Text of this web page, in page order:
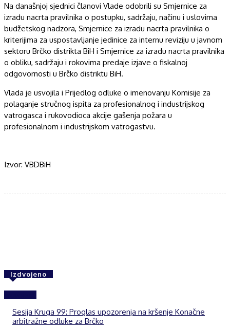
Na današnjoj sjednici članovi Vlade odobrili su Smjernice za
izradu nacrta pravilnika o postupku, sadržaju, načinu i uslovima
budžetskog nadzora, Smjernice za izradu nacrta pravilnika o
kriterijima za uspostavljanje jedinice za internu reviziju u javnom
sektoru Brčko distrikta BiH i Smjernice za izradu nacrta pravilnika
o obliku, sadržaju i rokovima predaje izjave o fiskalnoj
odgovornosti u Brčko distriktu BiH.
Vlada je usvojila i Prijedlog odluke o imenovanju Komisije za
polaganje stručnog ispita za profesionalnog i industrijskog
vatrogasca i rukovodioca akcije gašenja požara u
profesionalnom i industrijskom vatrogastvu.
Izvor: VBDBiH
Izdvojeno
Sesija Kruga 99: Proglas upozorenja na kršenje Konačne
arbitražne odluke za Brčko